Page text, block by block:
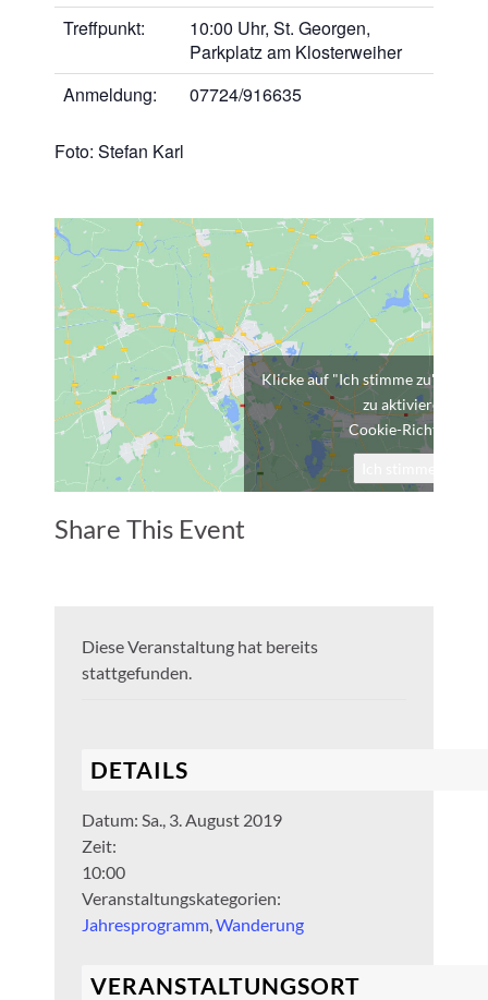
Treffpunkt:
10:00 Uhr, St. Georgen,
Parkplatz am Klosterweiher
Anmeldung:
07724/916635
Foto: Stefan Karl
Klicke auf "Ich stimme zu", um
zu aktivieren
Cookie-Richtlinie
Share This Event
Diese Veranstaltung hat bereits
stattgefunden.
DETAILS
Datum: Sa., 3. August 2019
Zeit:
10:00
Veranstaltungskategorien:
Jahresprogramm Wanderung
VERANSTALTUNGSORT